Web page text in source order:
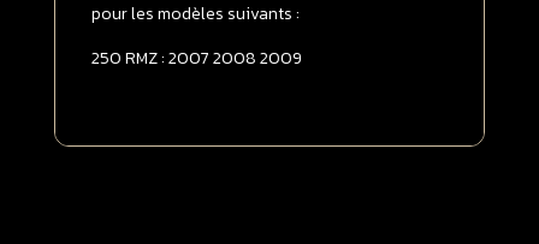
pour les modèles suivants :
250 RMZ : 2007 2008 2009